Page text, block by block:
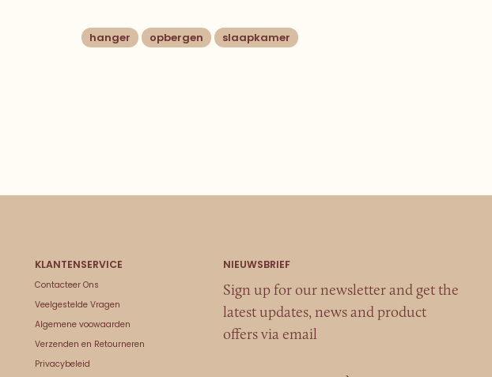
hanger opbergen slaapkamer
Contacteer Ons
Veelgestelde Vragen
Algemene voowaarden
Verzenden en Retourneren
Privacybeleid
Sign up for our newsletter and get the
latest updates, news and product
offers via email